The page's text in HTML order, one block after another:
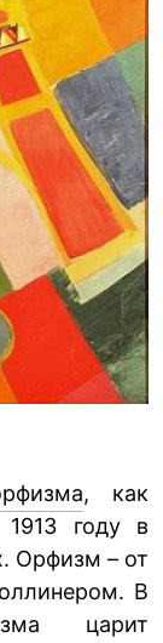
, как
году в
Орфизм – от
В
царит